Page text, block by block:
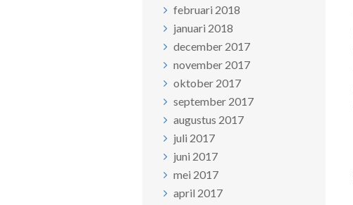
februari 2018
januari 2018
december 2017
november 2017
oktober 2017
september 2017
augustus 2017
juli 2017
juni 2017
mei 2017
april 2017